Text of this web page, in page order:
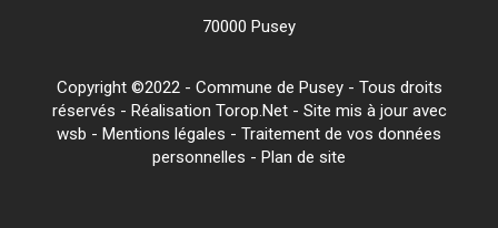
70000 Pusey
Copyright ©2022 - Commune de Pusey - Tous droits
réservés - Réalisation Torop.Net - Site mis à jour avec
wsb - Mentions légales - Traitement de vos données
personnelles - Plan de site